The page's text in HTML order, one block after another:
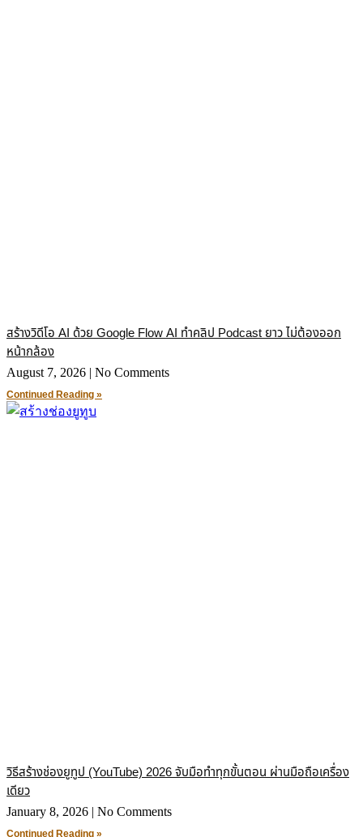
สร้างวิดีโอ AI ด้วย Google Flow AI ทำคลิป Podcast ยาว ไม่ต้องออก
หน้ากล้อง
August 7, 2026 No Comments
Continued Reading »
วิธีสร้างช่องยูทูป (YouTube) 2026 จับมือทำทุกขั้นตอน ผ่านมือถือเครื่อง
เดียว
January 8, 2026 No Comments
Continued Reading »